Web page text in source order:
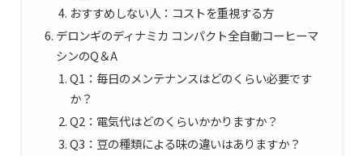
おすすめしない人：コストを重視する方
デロンギのディナミカ コンパクト全自動コーヒーマ
シンのQ＆A
Q1：毎日のメンテナンスはどのくらい必要です
か？
Q2：電気代はどのくらいかかりますか？
Q3：豆の種類による味の違いはありますか？